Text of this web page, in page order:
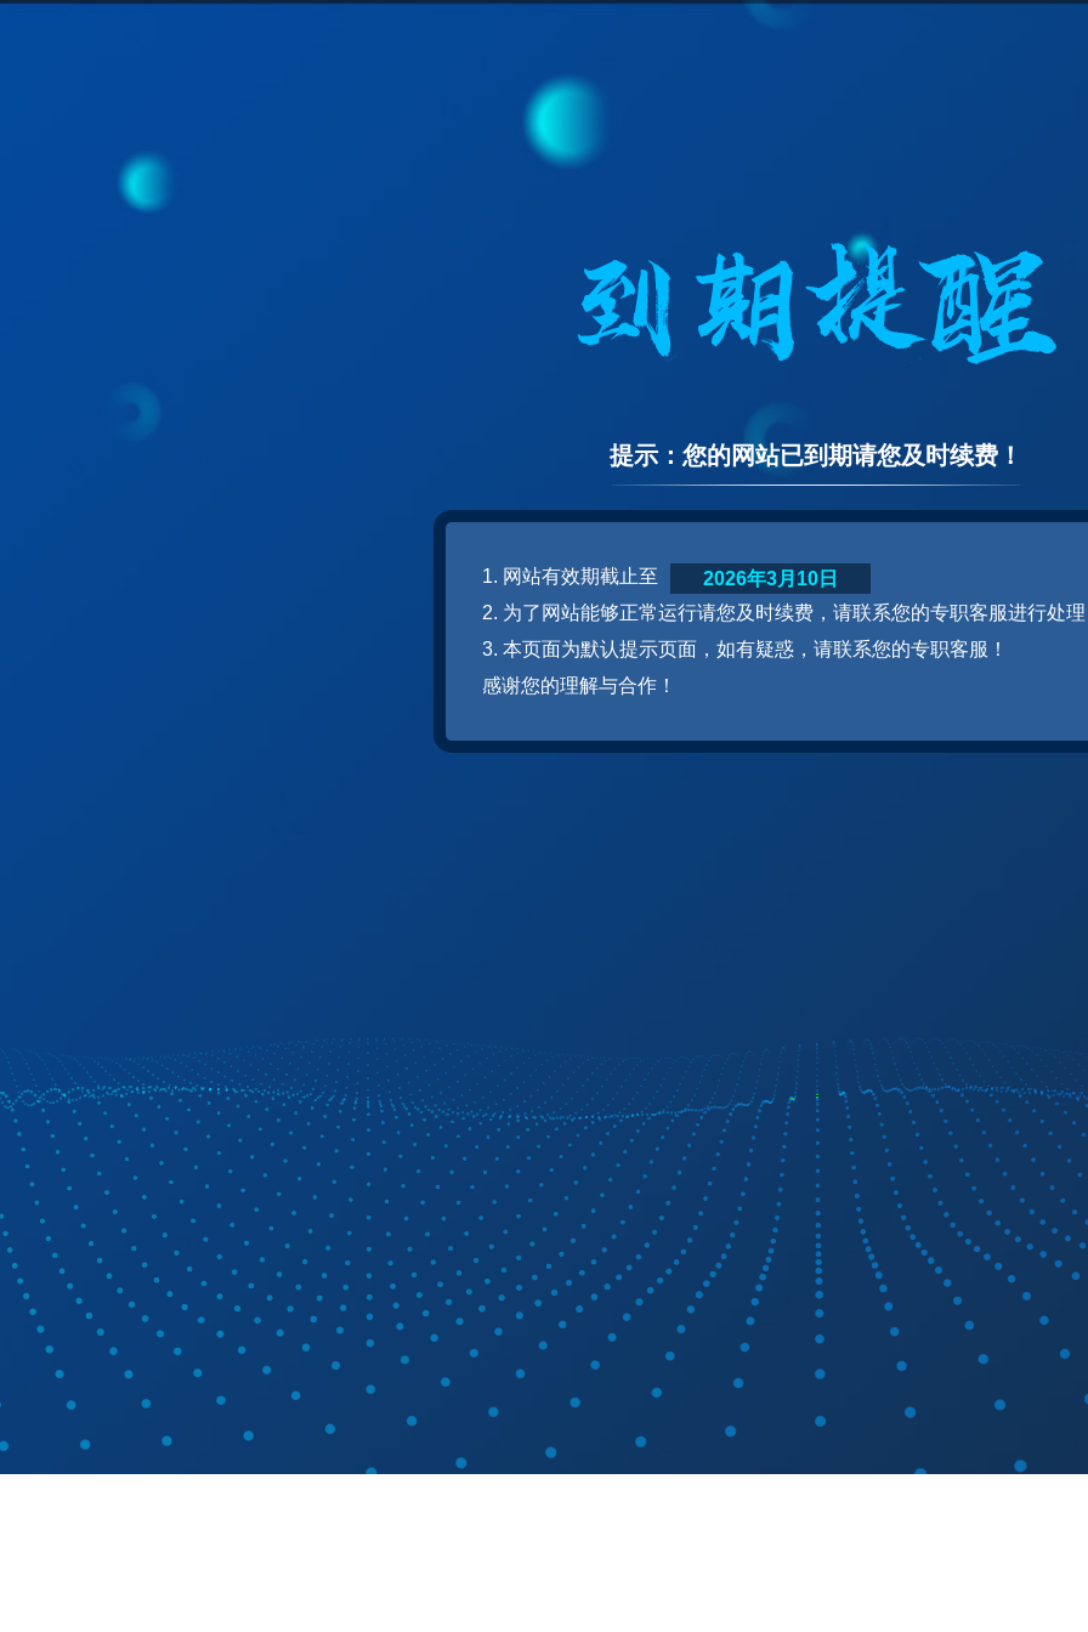
提示：您的网站已到期请您及时续费！
1. 网站有效期截止至
2. 为了网站能够正常运行请您及时续费，请联系您的专职客服进行处
3. 本页面为默认提示页面，如有疑惑，请联系您的专职客服！
感谢您的理解与合作！
2026年3月10日